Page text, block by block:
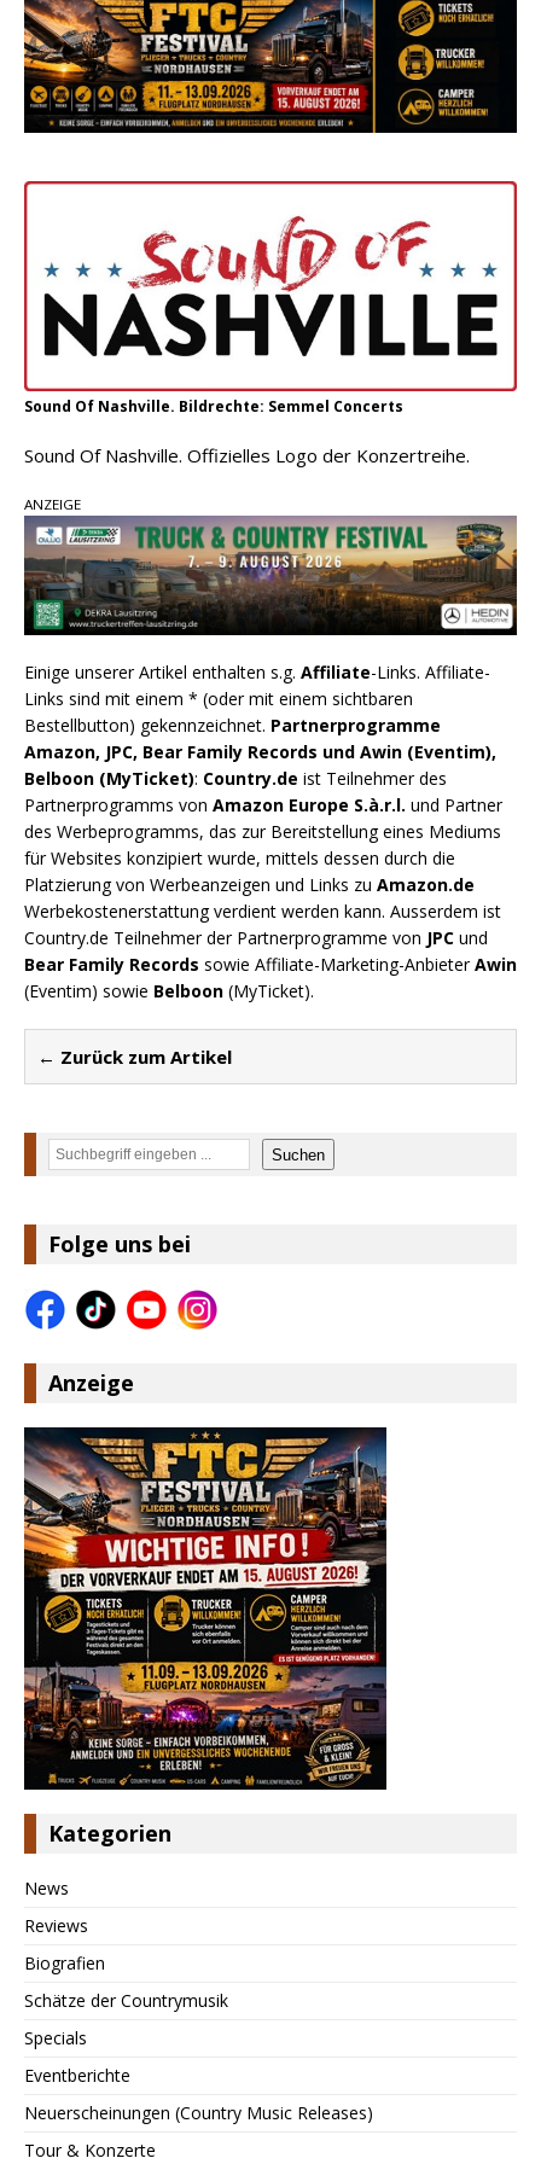
Parton, Bill Anderson und Shaboozey im Fokus
Chris Johnson & The Hollywood Hillbillies
kündigen neues Album mit „Better Days
Ahead“ an
Sound Of Nashville. Bildrechte: Semmel Concerts
Sound Of Nashville. Offizielles Logo der Konzertreihe.
ANZEIGE
Einige unserer Artikel enthalten s.g. Affiliate-Links. Affiliate-
Links sind mit einem * (oder mit einem sichtbaren
Bestellbutton) gekennzeichnet. Partnerprogramme
Amazon, JPC, Bear Family Records und Awin (Eventim),
Belboon (MyTicket): Country.de ist Teilnehmer des
Partnerprogramms von Amazon Europe S.à.r.l. und Partner
des Werbeprogramms, das zur Bereitstellung eines Mediums
für Websites konzipiert wurde, mittels dessen durch die
Platzierung von Werbeanzeigen und Links zu Amazon.de
Werbekostenerstattung verdient werden kann. Ausserdem ist
Country.de Teilnehmer der Partnerprogramme von JPC und
Bear Family Records sowie Affiliate-Marketing-AnbieterAwin
(Eventim) sowie Belboon (MyTicket).
← Zurück zum Artikel
Suchen Suchen
Folge uns bei
Anzeige
Kategorien
News
Reviews
Biografien
Schätze der Countrymusik
Specials
Eventberichte
Neuerscheinungen (Country Music Releases)
Tour & Konzerte